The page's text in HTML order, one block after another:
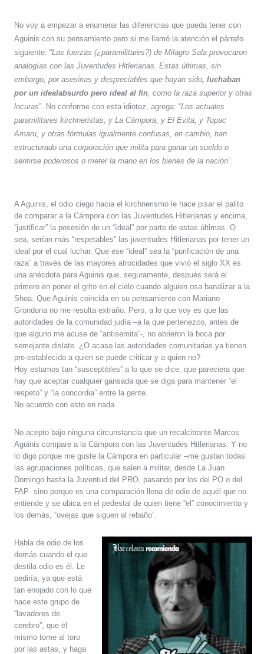
No voy a empezar a enumerar las diferencias que pueda tener con
Aguinis con su pensamiento pero si me llamó la atención el párrafo
siguiente: “Las fuerzas (¿paramilitares?) de Milagro Sala provocaron
analogías con las Juventudes Hitlerianas. Estas últimas, sin
embargo, por asesinas y despreciables que hayan sido, luchaban
por un idealabsurdo pero ideal al fin, como la raza superior y otras
locuras”. No conforme con esta idiotez, agrega: “Los actuales
paramilitares kirchneristas, y La Cámpora, y El Evita, y Tupac
Amaru, y otras fórmulas igualmente confusas, en cambio, han
estructurado una corporación que milita para ganar un sueldo o
sentirse poderosos o meter la mano en los bienes de la nación”.
A Aguinis, el odio ciego hacia el kirchnerismo le hace pisar el palito
de comparar a la Cámpora con las Juventudes Hitlerianas y encima,
“justificar” la posesión de un “ídeal” por parte de estas últimas. O
sea, serían más “respetables” las juventudes Hitlerianas por tener un
ideal por el cual luchar. Que ese “ideal” sea la “purificación de una
raza” a través de las mayores atrocidades que vivió el siglo XX es
una anécdota para Aguinis que, seguramente, después será el
primero en poner el grito en el cielo cuando alguien osa banalizar a la
Shoa. Que Aguinis coincida en su pensamiento con Mariano
Grondona no me resulta extraño. Pero, a lo que voy es que las
autoridades de la comunidad judía –a la que pertenezco, antes de
que alguno me acuse de “antisemita”-, no abrieron la boca por
semejante dislate. ¿O acaso las autoridades comunitarias ya tienen
pre-establecido a quien se puede criticar y a quien no?
Hoy estamos tan “susceptibles” a lo que se dice, que pareciera que
hay que aceptar cualquier gansada que se diga para mantener “el
respeto” y “la concordia” entre la gente.
No acuerdo con esto en nada.
No acepto bajo ninguna circunstancia que un recalcitrante Marcos
Aguinis compare a la Cámpora con las Juventudes Hitlerianas. Y no
lo digo porque me guste la Cámpora en particular –me gustan todas
las agrupaciones políticas, que salen a militar, desde La Juan
Domingo hasta la Juventud del PRO, pasando por los del PO o del
FAP- sino porque es una comparación llena de odio de aquél que no
entiende y se ubica en el pedestal de quien tiene “el” conocimiento y
los demás, “ovejas que siguen al rebaño”.
Habla de odio de los
demás cuando el que
destila odio es él. Le
pediría, ya que está
tan enojado con lo que
hace este grupo de
“lavadores de
cerebro”, que él
mismo tome al toro
por las astas, y haga